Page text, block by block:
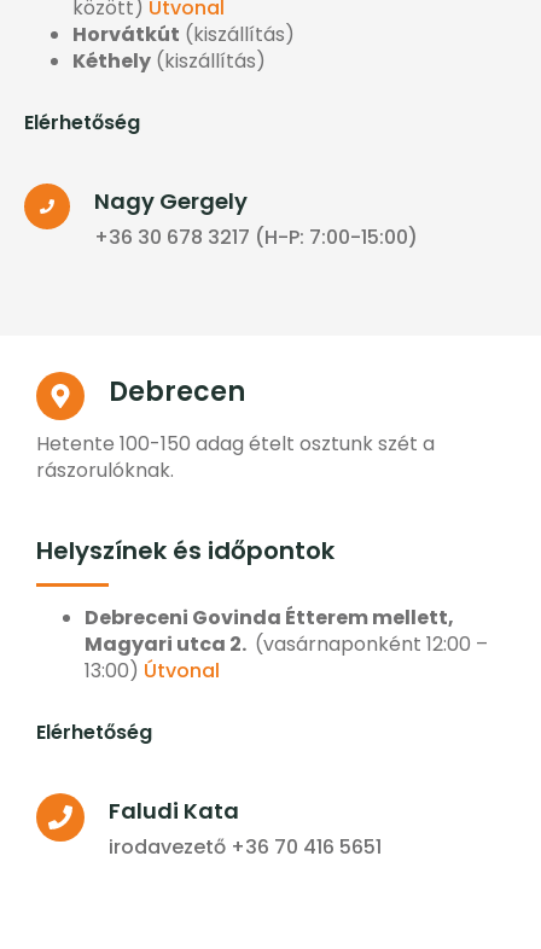
között) Útvonal
Horvátkút (kiszállítás)
Kéthely (kiszállítás)
Elérhetőség
Nagy Gergely
+36 30 678 3217 (H-P: 7:00-15:00)
Debrecen
Hetente 100-150 adag ételt osztunk szét a
rászorulóknak.
Helyszínek és időpontok
Debreceni Govinda Étterem mellett,
Magyari utca 2. (vasárnaponként 12:00 –
13:00) Útvonal
Elérhetőség
Faludi Kata
irodavezető +36 70 416 5651